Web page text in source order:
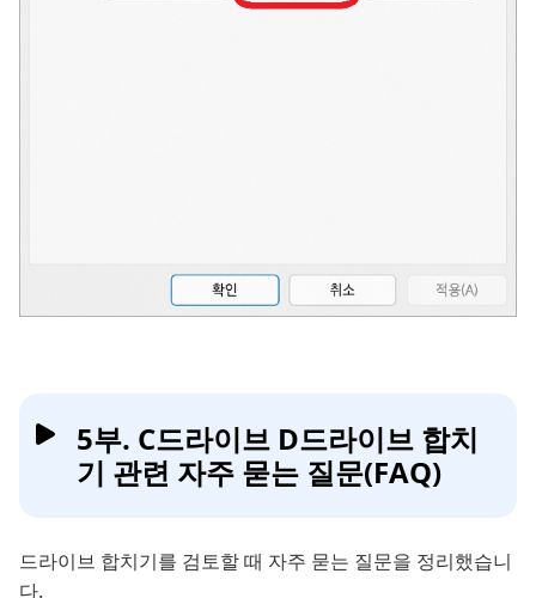
5부. C드라이브 D드라이브 합치
기 관련 자주 묻는 질문(FAQ)
드라이브 합치기를 검토할 때 자주 묻는 질문을 정리했습니
다.